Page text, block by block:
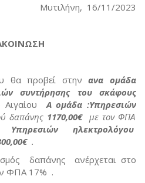
16/11/2023
θα προβεί στηνανα ομάδα
συντήρησης του σκάφους
Αιγαίου Α ομάδα :Υπηρεσιών
δαπάνης 1170,00€με τον ΦΠΑ
ηλεκτρολόγου
.
δαπάνης ανέρχεται στο
ΦΠΑ 17% .